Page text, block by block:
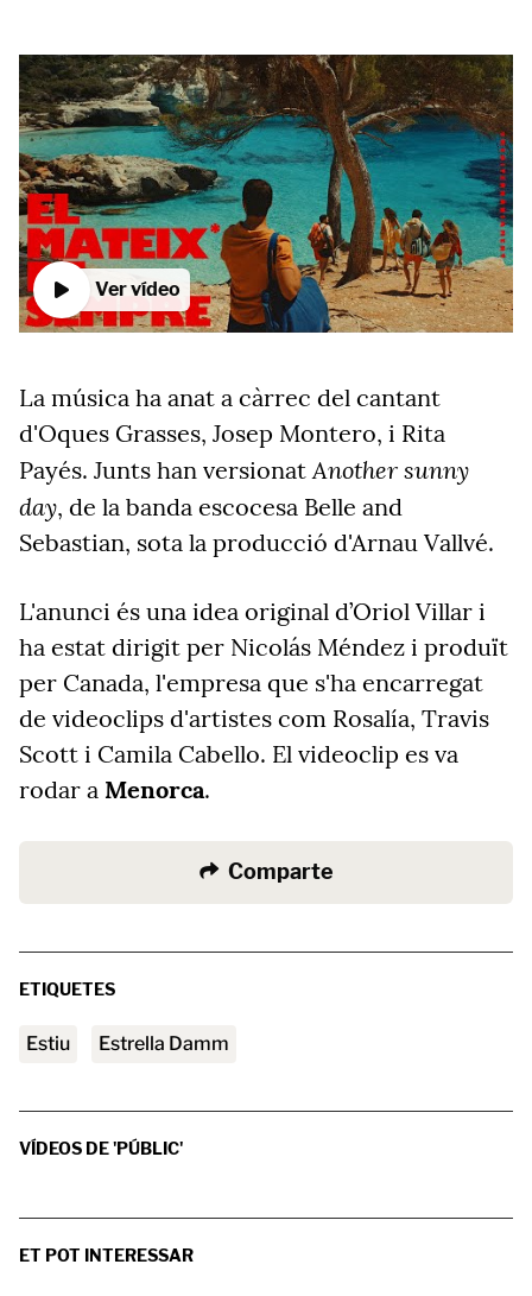
Ver vídeo
La música ha anat a càrrec del cantant
d'Oques Grasses, Josep Montero, i Rita
Payés. Junts han versionatAnother sunny
day, de la banda escocesa Belle and
Sebastian, sota la producció d'Arnau Vallvé.
L'anunci és una idea original d’Oriol Villar i
ha estat dirigit per Nicolás Méndez i produït
per Canada, l'empresa que s'ha encarregat
de videoclips d'artistes com Rosalía, Travis
Scott i Camila Cabello. El videoclip es va
rodar a Menorca.
Comparte
ETIQUETES
estiu Estrella Damm
VÍDEOS DE 'PÚBLIC'
ET POT INTERESSAR